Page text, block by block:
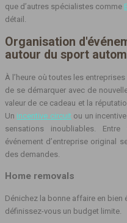
que d’autres spécialistes comme
détail.
Organisation
autour du sport
À l’heure où toutes les
de se démarquer avec de
valeur de ce cadeau et la
Un incentive circuit ou un
sensations inoubliables.
événement d’entreprise original
des demandes.
Home removals
Dénichez la bonne affaire en bien
définissez-vous un budget limite.